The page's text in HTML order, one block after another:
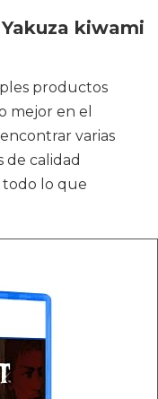
kiwami
productos
mejor en el
varias
de calidad
todo lo que